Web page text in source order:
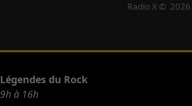
Radio X © 2026
Légendes du Rock
9h à 16h